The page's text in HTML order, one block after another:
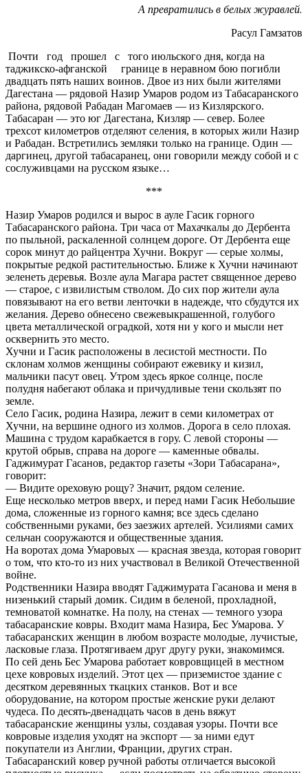
А превратились в белых журавлей.
Расул Гамзатов
Почти год прошел с того июльского дня, когда на
таджикско-афганской границе в неравном бою погибли
двадцать пять наших воинов. Двое из них были жителями
Дагестана — рядовой Назир Умаров родом из Табасаранского
района, рядовой Рабадан Магомаев — из Кизлярского.
Табасаран — это юг Дагестана, Кизляр — север. Более
трехсот километров отделяют селения, в которых жили Назир
и Рабадан. Встретились земляки только на границе. Один —
даргинец, другой табасаранец, они говорили между собой и с
сослуживцами на русском языке…
***
Назир Умаров родился и вырос в ауле Гасик горного
Табасаранского района. Три часа от Махачкалы до Дербента
по пыльной, раскаленной солнцем дороге. От Дербента еще
сорок минут до райцентра Хучни. Вокруг — серые холмы,
покрытые редкой растительностью. Ближе к Хучни начинают
зеленеть деревья. Возле аула Магара растет священное дерево
— старое, с извилистым стволом. До сих пор жители аула
повязывают на его ветви ленточки в надежде, что сбудутся их
желания. Дерево обнесено свежевыкрашенной, голубого
цвета металлической оградкой, хотя ни у кого и мысли нет
осквернить это место.
Хучни и Гасик расположены в лесистой местности. По
склонам холмов женщины собирают ежевику и кизил,
мальчики пасут овец. Утром здесь яркое солнце, после
полудня набегают облака и причудливые тени скользят по
земле.
Село Гасик, родина Назира, лежит в семи километрах от
Хучни, на вершине одного из холмов. Дорога в село плохая.
Машина с трудом карабкается в гору. С левой стороны —
крутой обрыв, справа на дороге — каменные обвалы.
Гаджимурат Гасанов, редактор газеты «Зори Табасарана»,
говорит:
— Видите ореховую рощу? Значит, рядом селение.
Еще несколько метров вверх, и перед нами Гасик Небольшие
дома, сложенные из горного камня; все здесь сделано
собственными руками, без заезжих артелей. Усилиями самих
сельчан сооружаются и общественные здания.
На воротах дома Умаровых — красная звезда, которая говорит
о том, что кто-то из них участвовал в Великой Отечественной
войне.
Родственники Назира вводят Гаджимурата Гасанова и меня в
низенький старый домик. Сидим в беленой, прохладной,
темноватой комнатке. На полу, на стенах — темного узора
табасаранские ковры. Входит мама Назира, Бес Умарова. У
табасаранских женщин в любом возрасте молодые, лучистые,
ласковые глаза. Протягиваем друг другу руки, знакомимся.
По сей день Бес Умарова работает ковровщицей в местном
цехе ковровых изделий. Этот цех — приземистое здание с
десятком деревянных ткацких станков. Вот и все
оборудование, на котором простые женские руки делают
чудеса. По десять-двенадцать часов в день вяжут
табасаранские женщины узлы, создавая узоры. Почти все
ковровые изделия уходят на экспорт — за ними едут
покупатели из Англии, Франции, других стран.
Табасаранский ковер ручной работы отличается высокой